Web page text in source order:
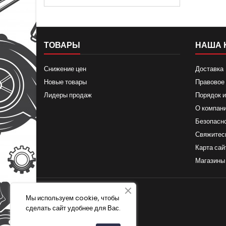
ТОВАРЫ
Снижение цен
Новые товары
Лидеры продаж
НАША
Доставка
Порядок
О
Карта
Магазины
Мы используем cookie, чтобы
сделать сайт удобнее для Вас.